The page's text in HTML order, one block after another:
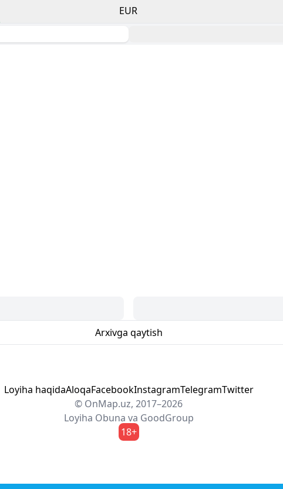
EUR
Arxivga qaytish
Loyiha haqidaAloqaFacebookInstagramTelegramTwitter
© OnMap.uz, 2017–2026
Loyiha Obuna va GoodGroup
18+